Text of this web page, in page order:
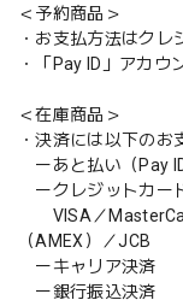
＜予約商品＞
・お支払方法はクレ
・「Pay ID」アカウ
＜在庫商品＞
・決済には以下のお
ーあと払い（Pay ID
ークレジットカー
VISA／
（AMEX）／JCB
ーキャリア決済
ー銀行振込決済